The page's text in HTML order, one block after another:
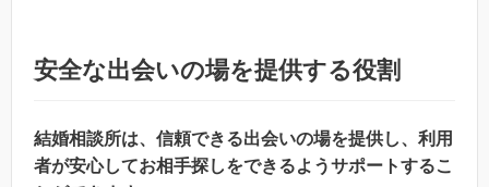
安全な出会いの場を提供する役割
結婚相談所は、信頼できる出会いの場を提供し、利用
者が安心してお相手探しをできるようサポートするこ